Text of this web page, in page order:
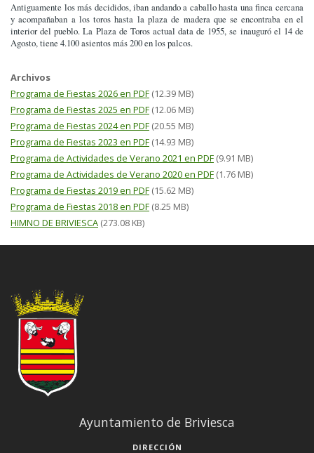
Antiguamente los más decididos, iban andando a caballo hasta una finca cercana
y acompañaban a los toros hasta la plaza de madera que se encontraba en el
interior del pueblo. La Plaza de Toros actual data de 1955, se inauguró el 14 de
Agosto, tiene 4.100 asientos más 200 en los palcos.
Archivos
Programa de Fiestas 2026 en PDF (12.39 MB)
Programa de Fiestas 2025 en PDF (12.06 MB)
Programa de Fiestas 2024 en PDF (20.55 MB)
Programa de Fiestas 2023 en PDF (14.93 MB)
Programa de Actividades de Verano 2021 en PDF (9.91 MB)
Programa de Actividades de Verano 2020 en PDF (1.76 MB)
Programa de Fiestas 2019 en PDF (15.62 MB)
Programa de Fiestas 2018 en PDF (8.25 MB)
HIMNO DE BRIVIESCA (273.08 KB)
Ayuntamiento de Briviesca
DIRECCIÓN